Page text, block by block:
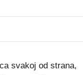
svakoj od strana,